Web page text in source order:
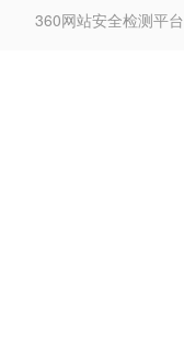
360网站安全检测平台